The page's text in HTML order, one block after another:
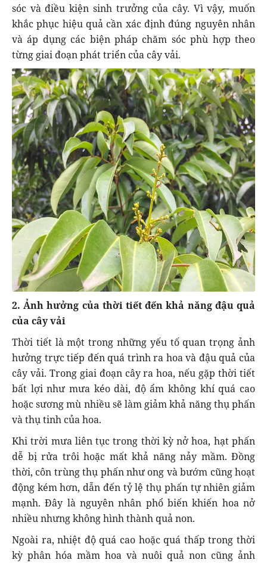
sóc và điều kiện sinh trưởng của cây. Vì vậy, muốn
khắc phục hiệu quả cần xác định đúng nguyên nhân
và áp dụng các biện pháp chăm sóc phù hợp theo
từng giai đoạn phát triển của cây vải.
2. Ảnh hưởng của thời tiết đến khả năng đậu quả
của cây vải
Thời tiết là một trong những yếu tố quan trọng ảnh
hưởng trực tiếp đến quá trình ra hoa và đậu quả của
cây vải. Trong giai đoạn cây ra hoa, nếu gặp thời tiết
bất lợi như mưa kéo dài, độ ẩm không khí quá cao
hoặc sương mù nhiều sẽ làm giảm khả năng thụ phấn
và thụ tinh của hoa.
Khi trời mưa liên tục trong thời kỳ nở hoa, hạt phấn
dễ bị rửa trôi hoặc mất khả năng nảy mầm. Đồng
thời, côn trùng thụ phấn như ong và bướm cũng hoạt
động kém hơn, dẫn đến tỷ lệ thụ phấn tự nhiên giảm
mạnh. Đây là nguyên nhân phổ biến khiến hoa nở
nhiều nhưng không hình thành quả non.
Ngoài ra, nhiệt độ quá cao hoặc quá thấp trong thời
kỳ phân hóa mầm hoa và nuôi quả non cũng ảnh